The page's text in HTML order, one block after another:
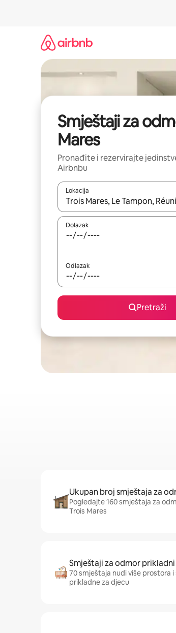
Smještaji za
Mares
Pronađite i rezervirajte
Airbnbu
Lokacija
Kada budu dostupni rezultati,
Dolazak
Odlazak
Pretraži
Ukupan broj smještaja za
Pogledajte 160 smještaja za
Trois Mares
Smještaji za odmor
70 smještaja nudi više prostora i
prikladne za djecu